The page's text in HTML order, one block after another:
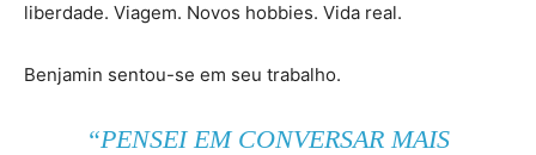
liberdade. Viagem. Novos hobbies. Vida real.
Benjamin sentou-se em seu trabalho.
“PENSEI EM CONVERSAR MAIS